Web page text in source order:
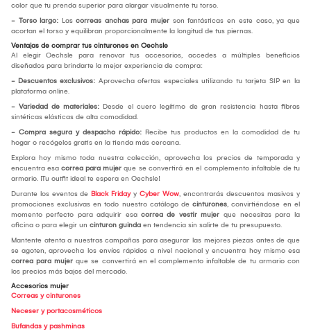
color que tu prenda superior para alargar visualmente tu torso.
- Torso largo: Las correas anchas para mujer son fantásticas en este caso, ya que
acortan el torso y equilibran proporcionalmente la longitud de tus piernas.
Ventajas de comprar tus cinturones en Oechsle
Al elegir Oechsle para renovar tus accesorios, accedes a múltiples beneficios
diseñados para brindarte la mejor experiencia de compra:
- Descuentos exclusivos: Aprovecha ofertas especiales utilizando tu tarjeta SIP en la
plataforma online.
- Variedad de materiales: Desde el cuero legítimo de gran resistencia hasta fibras
sintéticas elásticas de alta comodidad.
- Compra segura y despacho rápido: Recibe tus productos en la comodidad de tu
hogar o recógelos gratis en la tienda más cercana.
Explora hoy mismo toda nuestra colección, aprovecha los precios de temporada y
encuentra esa correa para mujer que se convertirá en el complemento infaltable de tu
armario. ¡Tu outfit ideal te espera en Oechsle!
Durante los eventos de Black Fridayy Cyber Wow, encontrarás descuentos masivos y
promociones exclusivas en todo nuestro catálogo de cinturones, convirtiéndose en el
momento perfecto para adquirir esa correa de vestir mujer que necesitas para la
oficina o para elegir un cinturon guinda en tendencia sin salirte de tu presupuesto.
Mantente atenta a nuestras campañas para asegurar las mejores piezas antes de que
se agoten, aprovecha los envíos rápidos a nivel nacional y encuentra hoy mismo esa
correa para mujer que se convertirá en el complemento infaltable de tu armario con
los precios más bajos del mercado.
Accesorios mujer
Correas y cinturones
Neceser y portacosméticos
Bufandas y pashminas